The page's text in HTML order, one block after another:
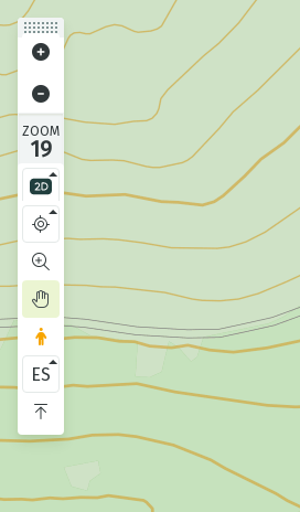
ZOOM
19
ES